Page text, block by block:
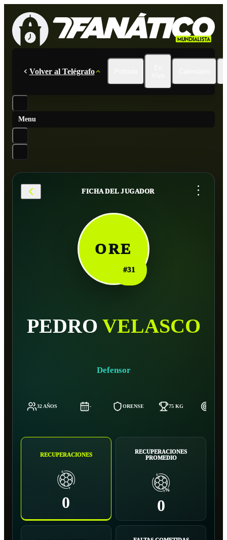
Volver al Telégrafo
Menu
FICHA DEL JUGADOR ...
ORE
#31
PEDRO VELASCO
Defensor
32 AÑOS - ORENSE 75 KG
RECUPERACIONES
0
RECUPERACIONES
PROMEDIO
0